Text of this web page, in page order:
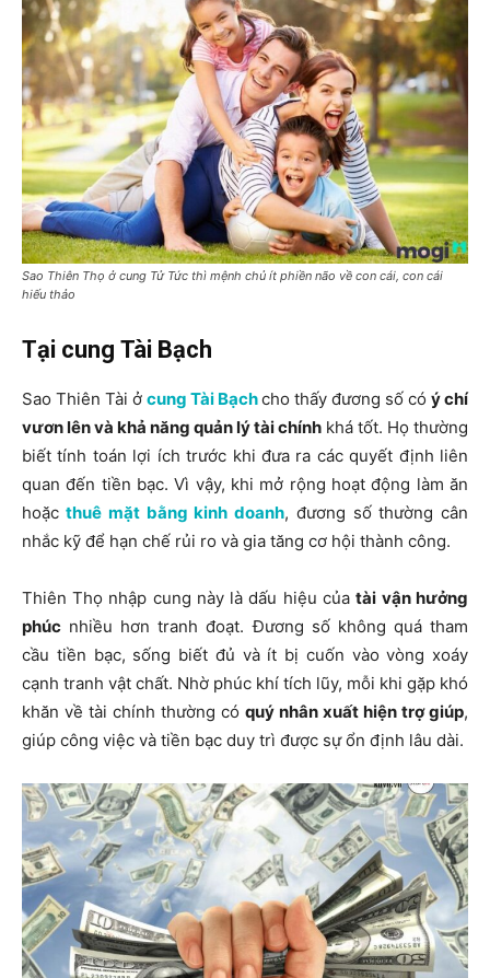
Sao Thiên Thọ ở cung Tử Tức thì mệnh chủ ít phiền não về con cái, con cái
hiếu thảo
Tại cung Tài Bạch
Sao Thiên Tài ở cung Tài Bạchcho thấy đương số có ý chí
vươn lên và khả năng quản lý tài chính khá tốt. Họ thường
biết tính toán lợi ích trước khi đưa ra các quyết định liên
quan đến tiền bạc. Vì vậy, khi mở rộng hoạt động làm ăn
hoặc thuê mặt bằng kinh doanh, đương số thường cân
nhắc kỹ để hạn chế rủi ro và gia tăng cơ hội thành công.
Thiên Thọ nhập cung này là dấu hiệu của tài vận hưởng
phúc nhiều hơn tranh đoạt. Đương số không quá tham
cầu tiền bạc, sống biết đủ và ít bị cuốn vào vòng xoáy
cạnh tranh vật chất. Nhờ phúc khí tích lũy, mỗi khi gặp khó
khăn về tài chính thường có quý nhân xuất hiện trợ giúp,
giúp công việc và tiền bạc duy trì được sự ổn định lâu dài.